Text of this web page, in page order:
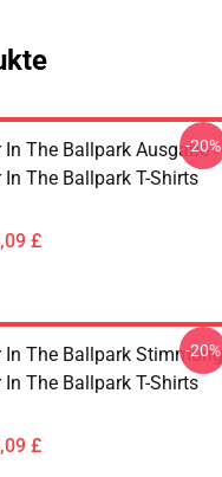
In The Ballpark Ausgabe
In The Ballpark T-Shirts
£
-20%
In The Ballpark Stimmung
In The Ballpark T-Shirts
£
-20%